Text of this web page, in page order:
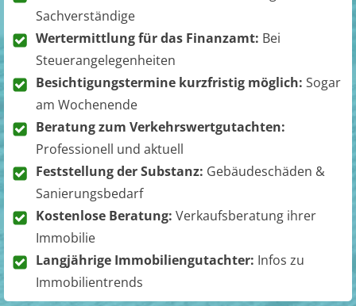
Sachverständige
Wertermittlung für das Finanzamt: Bei
Steuerangelegenheiten
Besichtigungstermine kurzfristig möglich: Sogar
am Wochenende
Beratung zum Verkehrswertgutachten:
Professionell und aktuell
Feststellung der Substanz: Gebäudeschäden &
Sanierungsbedarf
Kostenlose Beratung: Verkaufsberatung ihrer
Immobilie
Langjährige Immobiliengutachter: Infos zu
Immobilientrends